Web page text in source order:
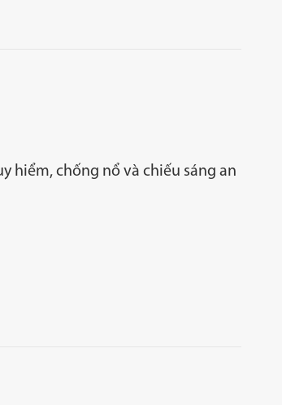
hiểm, chống nổ và chiếu sáng an